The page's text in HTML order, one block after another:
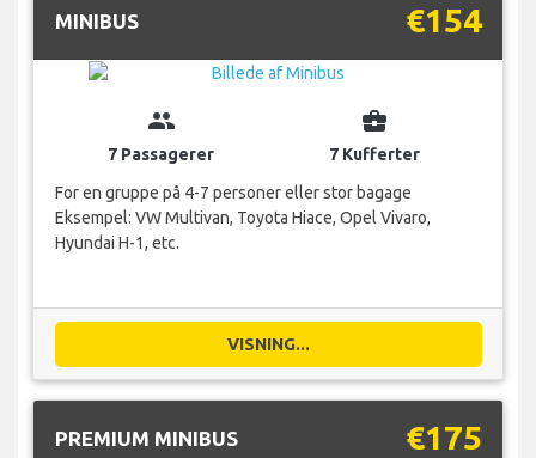
MINIBUS €154
group
7 Passagerer
business_center
7 Kufferter
For en gruppe på 4-7 personer eller stor bagage
Eksempel: VW Multivan, Toyota Hiace, Opel Vivaro,
Hyundai H-1, etc.
VISNING...
PREMIUM MINIBUS €175